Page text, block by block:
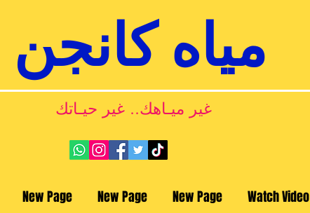
مياه كانجن
غير ميـاهك.. غير حيـاتك
New Page New Page New Page Watch Video